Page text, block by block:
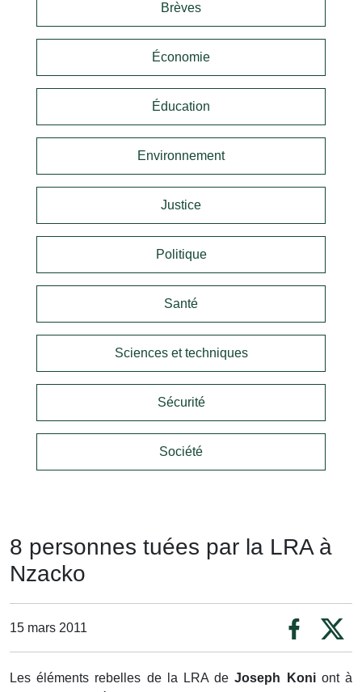
Brèves
Économie
Éducation
Environnement
Justice
Politique
Santé
Sciences et techniques
Sécurité
Société
8 personnes tuées par la LRA à
Nzacko
15 mars 2011
Les éléments rebelles de la LRA deJoseph Koniont à